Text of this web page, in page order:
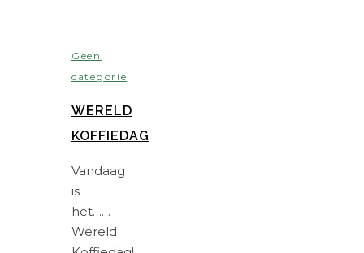
Geen
categorie
WERELD
KOFFIEDAG
Vandaag
is
het……
Wereld